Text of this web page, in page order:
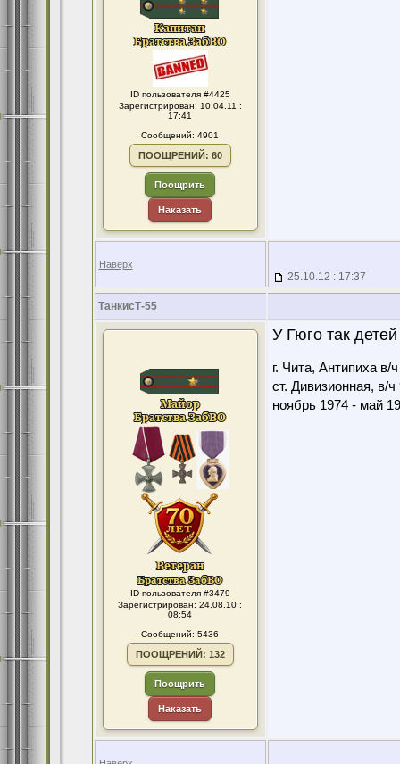
ID пользователя #4425
Зарегистрирован: 10.04.11 :
17:41
Сообщений: 4901
ПООЩРЕНИЙ: 60
Поощрить
Наказать
Наверх
25.10.12 : 17:37
ТанкисТ-55
ID пользователя #3479
Зарегистрирован: 24.08.10 :
08:54
Сообщений: 5436
ПООЩРЕНИЙ: 132
Поощрить
Наказать
У Гюго так
г. Чита, Антипиха в/
ст. Дивизионная, в/ч
ноябрь 1974 - май